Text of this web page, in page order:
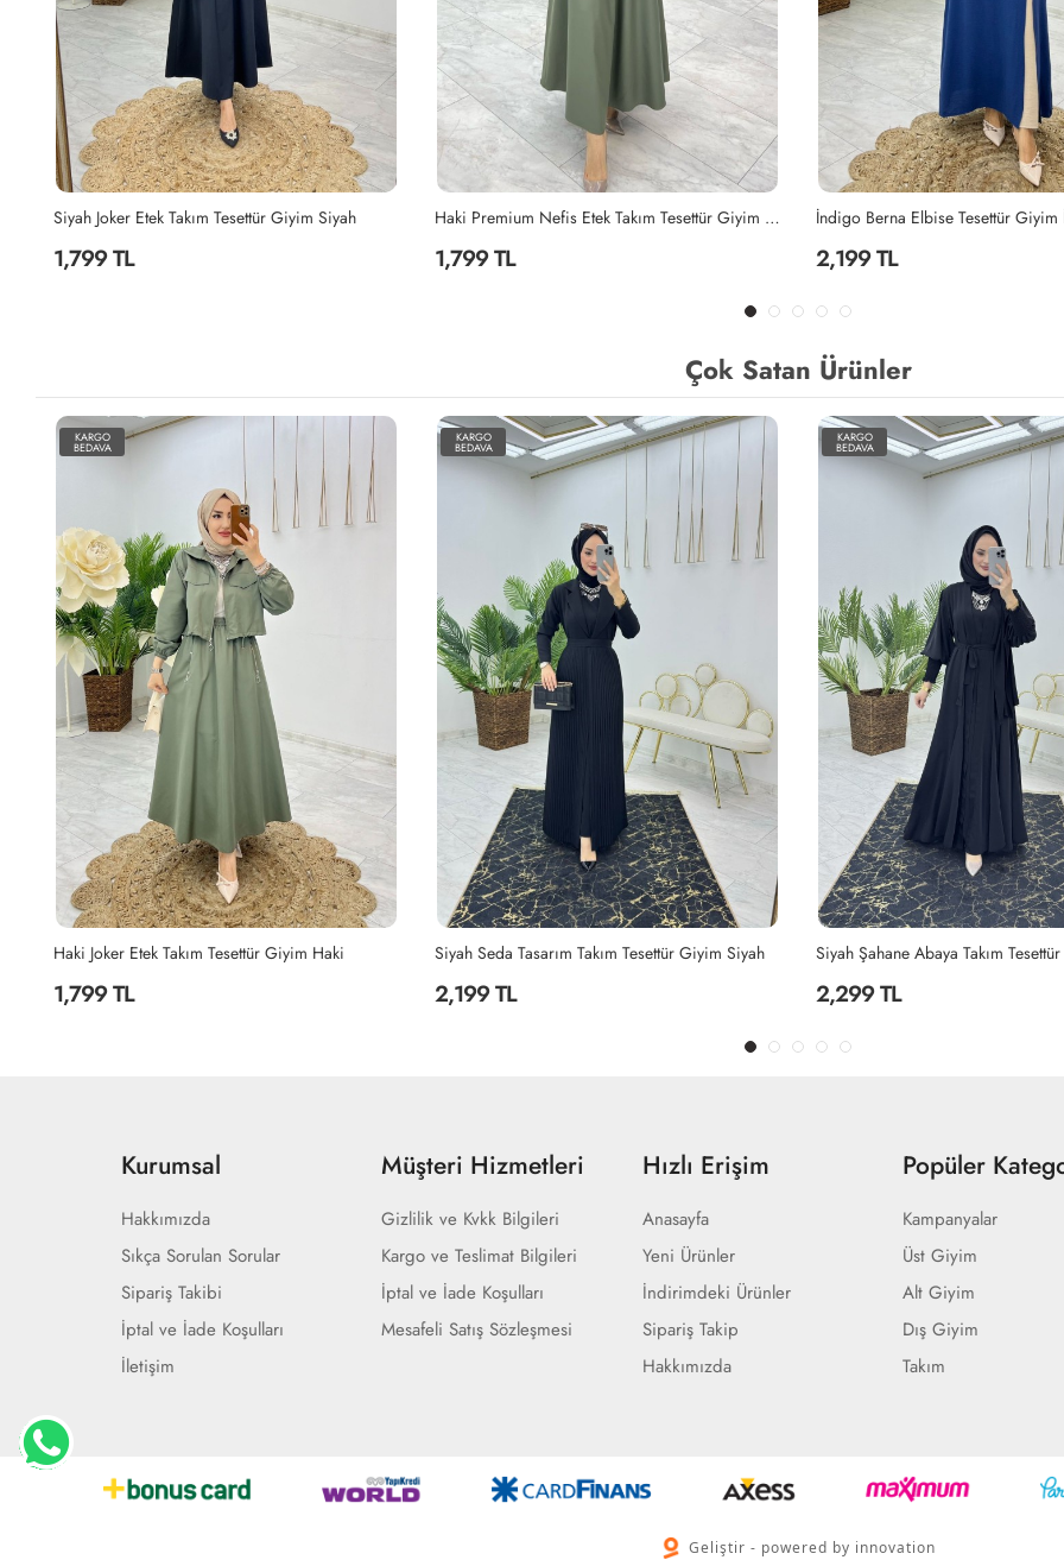
1,799 TL
İndigo Berna Elbise Tesettür Giyim İndigo
2,199 TL
Mahinur Takım Tesettür Giyim
2,199 TL
Çok Satan Ürünler
KARGO
BEDAVA
Siyah Seda Tasarım Takım Tesettür Giyim Siyah
2,199 TL
KARGO
BEDAVA
Siyah Şahane Abaya Takım Tesettür Giyim Siyah
2,299 TL
KARGO
BEDAVA
2,299 TL
Kurumsal
Hakkımızda
Sıkça Sorulan Sorular
Sipariş Takibi
İptal ve İade Koşulları
İletişim
Müşteri Hizmetleri
Gizlilik ve Kvkk Bilgileri
Kargo ve Teslimat Bilgileri
İptal ve İade Koşulları
Mesafeli Satış Sözleşmesi
Hızlı Erişim
Anasayfa
Yeni Ürünler
İndirimdeki Ürünler
Sipariş Takip
Hakkımızda
Popüler
Kampanyalar
Üst Giyim
Alt Giyim
Dış Giyim
Takım
Geliştir - powered by innovation